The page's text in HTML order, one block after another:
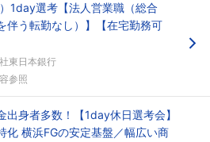
1day選考【法人営業職（総合
伴う転勤なし）】【在宅勤務可
東日本銀行
参照
出身者多数！【1day休日選考会】
化 横浜FGの安定基盤／幅広い商